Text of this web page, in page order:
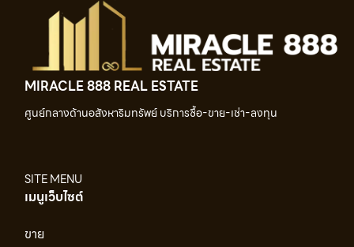
MIRACLE 888 REAL ESTATE
ศูนย์กลางด้านอสังหาริมทรัพย์ บริการซื้อ-ขาย-เช่า-ลงทุน
SITE MENU
เมนูเว็บไซต์
ขาย